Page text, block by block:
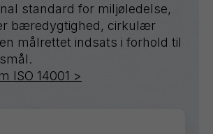
standard for miljøledelse,
bæredygtighed, cirkulær
målrettet indsats i forhold til
ISO 14001 >